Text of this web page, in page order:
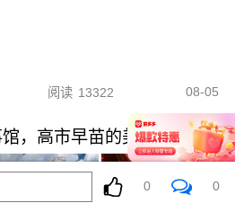
阅读 13322 08-05
，高市早苗的美梦该醒了
0 0